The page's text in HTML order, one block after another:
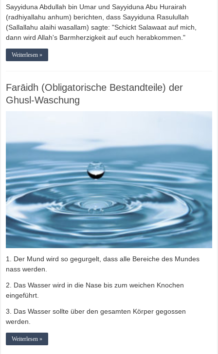
Sayyiduna Abdullah bin Umar und Sayyiduna Abu Hurairah
(radhiyallahu anhum) berichten, dass Sayyiduna Rasulullah
(Sallallahu alaihi wasallam) sagte: "Schickt Salawaat auf mich,
dann wird Allah's Barmherzigkeit auf euch herabkommen."
Weiterlesen »
Farāidh (Obligatorische Bestandteile) der
Ghusl-Waschung
1. Der Mund wird so gegurgelt, dass alle Bereiche des Mundes
nass werden.
2. Das Wasser wird in die Nase bis zum weichen Knochen
eingeführt.
3. Das Wasser sollte über den gesamten Körper gegossen
werden.
Weiterlesen »